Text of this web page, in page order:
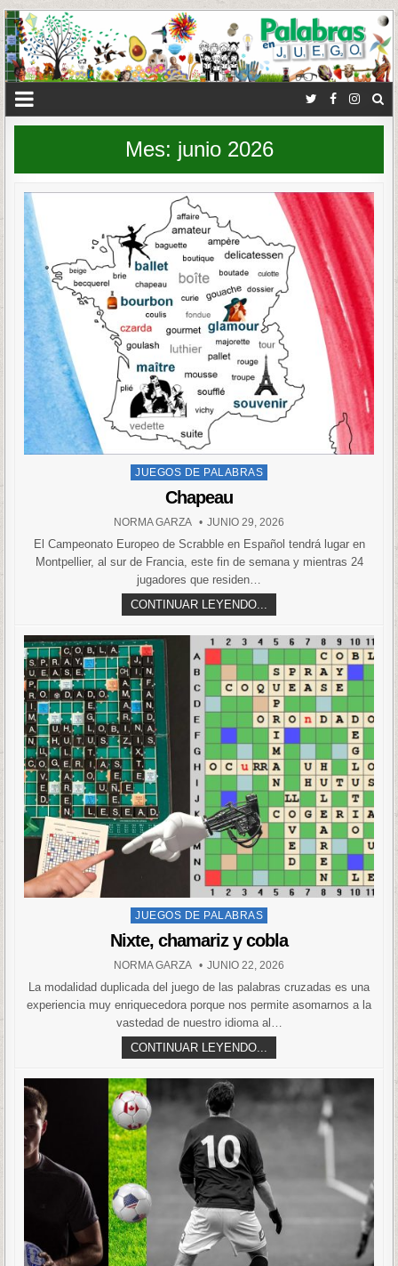
Mes: junio 2026
Posted
JUEGOS DE PALABRAS
Chapeau
NORMA GARZA JUNIO 29, 2026
El Campeonato Europeo de Scrabble en Español tendrá lugar en
Montpellier, al sur de Francia, este fin de semana y mientras 24
jugadores que residen…
CONTINUAR LEYENDO...
Posted
JUEGOS DE PALABRAS
Nixte, chamariz y cobla
NORMA GARZA JUNIO 22, 2026
La modalidad duplicada del juego de las palabras cruzadas es una
experiencia muy enriquecedora porque nos permite asomarnos a la
vastedad de nuestro idioma al…
CONTINUAR LEYENDO...